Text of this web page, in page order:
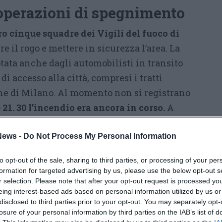
- Do Not Process My Personal Information
opt-out of the sale, sharing to third parties, or processing of your
for targeted advertising by us, please use the below opt-out
selection. Please note that after your opt-out request is processed
interest-based ads based on personal information utilized by us
to third parties prior to your opt-out. You may separately
of your personal information by third parties on the IAB’s list of
di spegnimento
cinque squadre dei Vigili del fuoco di
il rogo e mettere in sicurezza l’area. La
anche dagli automobilisti in transito
accesso alla città, compresi i tratti
di Milano. Al momento non si registrano
30 l’incendio era ancora in corso. A
quadri di superficie e diversi container
squadre di Milano si sono aggiunti i
Monza. L’obiettivo è quello di
che le fiamme colpiscano gli altri
Tutti gli eventi